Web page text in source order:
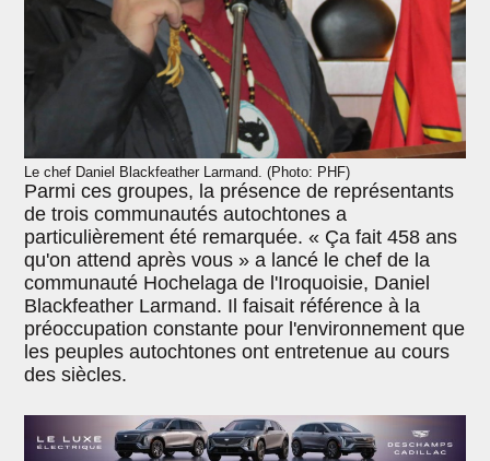
Le chef Daniel Blackfeather Larmand. (Photo: PHF)
Parmi ces groupes, la présence de représentants
de trois communautés autochtones a
particulièrement été remarquée. « Ça fait 458 ans
qu'on attend après vous » a lancé le chef de la
communauté Hochelaga de l'Iroquoisie, Daniel
Blackfeather Larmand. Il faisait référence à la
préoccupation constante pour l'environnement que
les peuples autochtones ont entretenue au cours
des siècles.